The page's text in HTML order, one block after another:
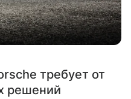
требует от
решений